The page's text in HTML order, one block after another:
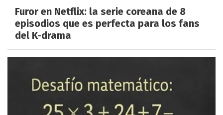
Furor en Netflix: la serie coreana de 8
episodios que es perfecta para los fans
del K-drama